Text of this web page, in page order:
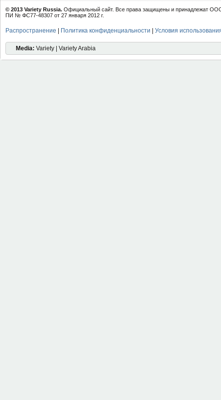
© 2013 Variety Russia. Официальный сайт. Все права защищены и принадлежат
ПИ № ФС77-48307 от 27 января 2012 г.
Распространение Политика конфиденциальности Условия
Media: Variety | Variety Arabia